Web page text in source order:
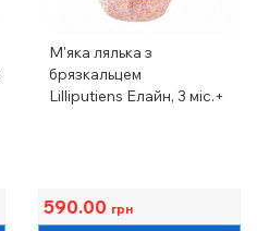
М'яка лялька з
брязкальцем
Lilliputiens Елайн, 3 міс.+
590.00 грн